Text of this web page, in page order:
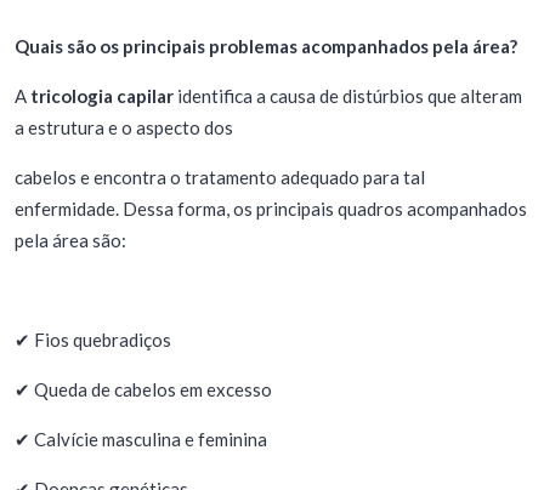
Quais são os principais problemas acompanhados pela área?
A tricologia capilar identifica a causa de distúrbios que alteram
a estrutura e o aspecto dos
cabelos e encontra o tratamento adequado para tal
enfermidade. Dessa forma, os principais quadros acompanhados
pela área são:
✔ Fios quebradiços
✔ Queda de cabelos em excesso
✔ Calvície masculina e feminina